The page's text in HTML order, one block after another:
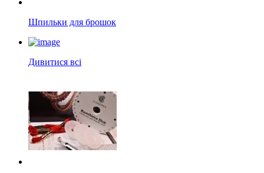
Шпильки для брошок
Дивитися всі